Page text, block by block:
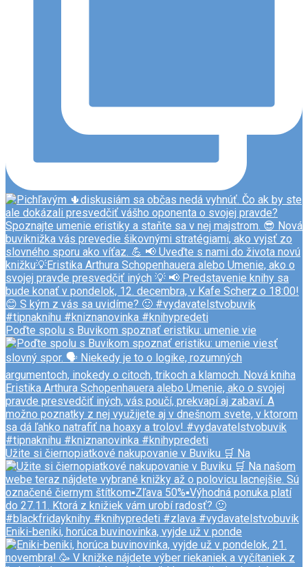
Poďte spolu s Buvikom spoznať eristiku: umenie vie
Užite si čiernopiatkové nakupovanie v Buviku 🛒 Na
Eniki-beniki, horúca buvinovinka, vyjde už v ponde